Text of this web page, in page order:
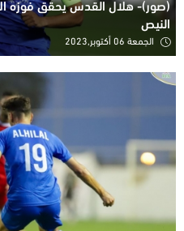
(صور)- هلال القدس يحقق فوزه
النيص
الجمعة 06 أكتوبر,2023